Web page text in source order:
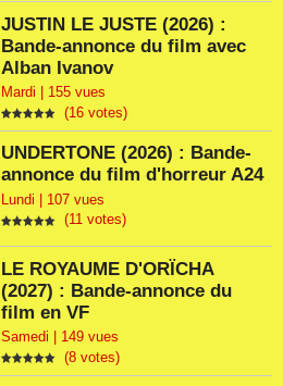
JUSTIN LE JUSTE (2026) :
Bande-annonce du film avec
Alban Ivanov
Mardi | 155 vues
(16 votes)
UNDERTONE (2026) : Bande-
annonce du film d'horreur A24
Lundi | 107 vues
(11 votes)
LE ROYAUME D'ORÏCHA
(2027) : Bande-annonce du
film en VF
Samedi | 149 vues
(8 votes)